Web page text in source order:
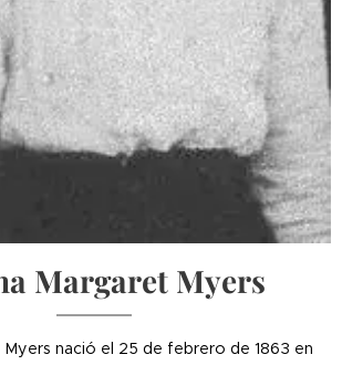
Margaret Myers
Myers nació el 25 de febrero de 1863 en